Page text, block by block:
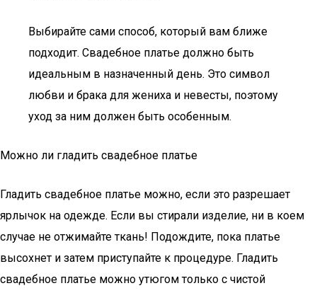
Выбирайте сами способ, который вам ближе
подходит. Свадебное платье должно быть
идеальным в назначенный день. Это символ
любви и брака для жениха и невесты, поэтому
уход за ним должен быть особенным.
Можно ли гладить свадебное платье
Гладить свадебное платье можно, если это разрешает
ярлычок на одежде. Если вы стирали изделие, ни в коем
случае не отжимайте ткань! Подождите, пока платье
высохнет и затем приступайте к процедуре. Гладить
свадебное платье можно утюгом только с чистой